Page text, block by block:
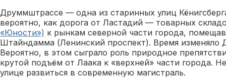
Друммштрассе — одна из старинных улиц
вероятно, как дорога от Ластадий — товарных
«Юности») к рынкам северной части города,
Штайндамма (Ленинский проспект). Время изменяло
Вероятно, в этом сыграло роль природное
крутой подъём от Лаака к «верхней» части города.
улице развиться в современную магистраль.